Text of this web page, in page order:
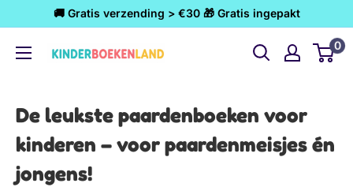
inhoud
🚚 Gratis verzending > €30 🎁 Gratis ingepakt
Kinderboekenland.nl 0
De leukste paardenboeken voor
kinderen – voor paardenmeisjes én
jongens!